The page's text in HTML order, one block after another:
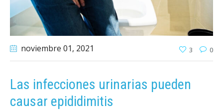
noviembre 01, 2021 3 0
Las infecciones urinarias pueden
causar epididimitis